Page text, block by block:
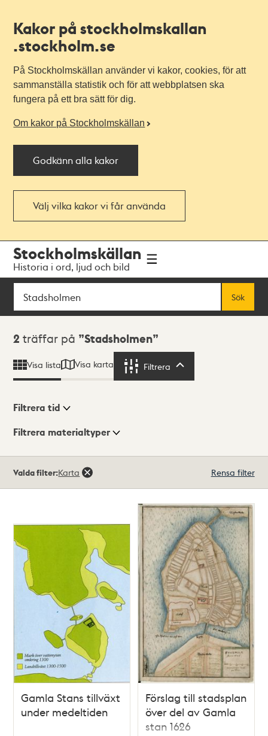
Kakor på stockholmskallan
.stockholm.se
På Stockholmskällan använder vi kakor, cookies, för att
sammanställa statistik och för att webbplatsen ska
fungera på ett bra sätt för dig.
Om kakor på Stockholmskällan
Godkänn alla kakor
Välj vilka kakor vi får använda
navigationen
huvudinnehållet
Stockholmskällan
Historia i ord, ljud och bild
Sök
Sök
Sökresultat
2 träffar på Stadsholmen
Visa lista Visa karta Filtrera
Visningsläge
Filtrera tid
Filtrera materialtyper
träffar
Valda filter:Karta Rensa filter
Gamla Stans tillväxt
under medeltiden
Förslag till stadsplan
över del av Gamla
stan 1626